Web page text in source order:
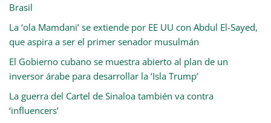
Brasil
La ‘ola Mamdani’ se extiende por EE UU con Abdul El-Sayed,
que aspira a ser el primer senador musulmán
El Gobierno cubano se muestra abierto al plan de un
inversor árabe para desarrollar la ‘Isla Trump’
La guerra del Cartel de Sinaloa también va contra
‘influencers’